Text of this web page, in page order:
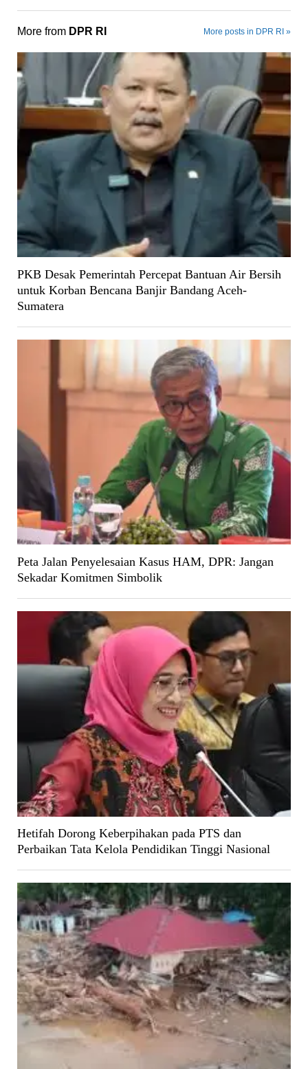
More from DPR RI More posts in DPR RI »
PKB Desak Pemerintah Percepat Bantuan Air Bersih
untuk Korban Bencana Banjir Bandang Aceh-
Sumatera
Peta Jalan Penyelesaian Kasus HAM, DPR: Jangan
Sekadar Komitmen Simbolik
Hetifah Dorong Keberpihakan pada PTS dan
Perbaikan Tata Kelola Pendidikan Tinggi Nasional